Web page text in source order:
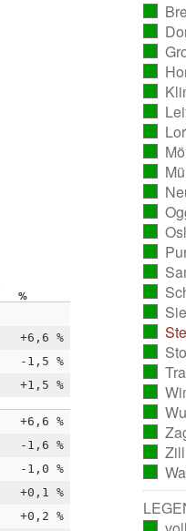
%
+6,6 %
-1,5 %
+1,5 %
+6,6 %
-1,6 %
-1,0 %
+0,1 %
+0,2 %